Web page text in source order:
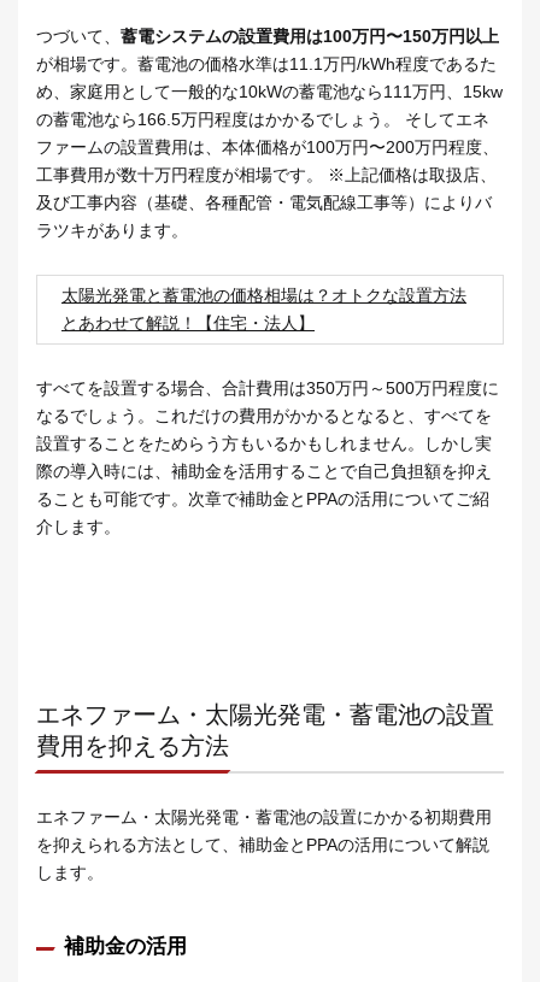
つづいて、 蓄電システムの設置費用は100万円〜150万円以上
が相場です。蓄電池の価格水準は11.1万円/kWh程度であるた
め、家庭用として一般的な10kWの蓄電池なら111万円、15kw
の蓄電池なら166.5万円程度はかかるでしょう。 そしてエネ
ファームの設置費用は、本体価格が100万円〜200万円程度、
工事費用が数十万円程度が相場です。 ※上記価格は取扱店、
及び工事内容（基礎、各種配管・電気配線工事等）によりバ
ラツキがあります。
太陽光発電と蓄電池の価格相場は？オトクな設置方法
とあわせて解説！【住宅・法人】
すべてを設置する場合、合計費用は350万円～500万円程度に
なるでしょう。これだけの費用がかかるとなると、すべてを
設置することをためらう方もいるかもしれません。しかし実
際の導入時には、補助金を活用することで自己負担額を抑え
ることも可能です。次章で補助金とPPAの活用についてご紹
介します。
エネファーム・太陽光発電・蓄電池の設置
費用を抑える方法
エネファーム・太陽光発電・蓄電池の設置にかかる初期費用
を抑えられる方法として、補助金とPPAの活用について解説
します。
補助金の活用